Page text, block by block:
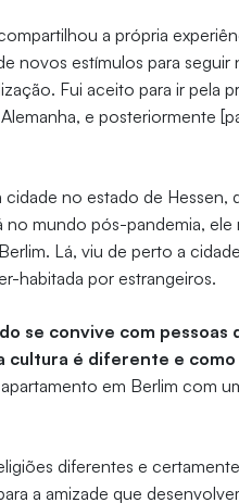
a própria
novos estímulos para seguir
Fui aceito para ir pela
e posteriormente
cidade no estado de
mundo pós-pandemia, ele
Lá, viu de perto a
habitada por estrangeiros.
se convive com pessoas
cultura é diferente e
em Berlim com
diferentes e
a amizade que